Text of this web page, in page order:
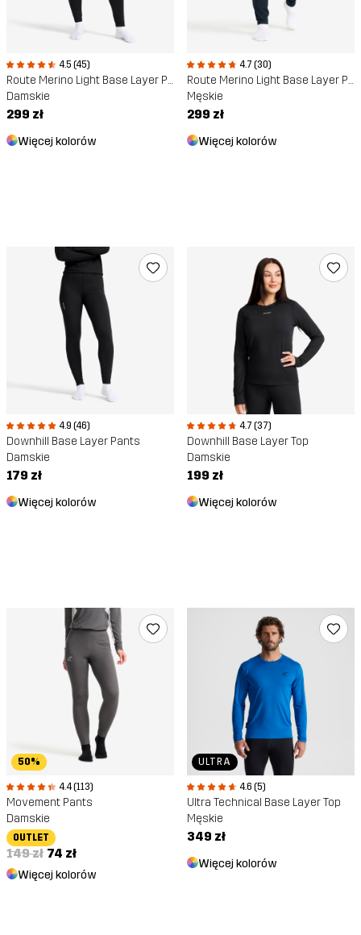
4.5 (45)
Route Merino Light Base Layer Pants
Damskie
299 zł
Więcej kolorów
4.7 (30)
Route Merino Light Base Layer Pants
Męskie
299 zł
Więcej kolorów
4.9 (46)
Downhill Base Layer Pants
Damskie
179 zł
Więcej kolorów
4.7 (37)
Downhill Base Layer Top
Damskie
199 zł
Więcej kolorów
50%
4.4 (113)
Movement Pants
Damskie
OUTLET
149 zł 74 zł
Więcej kolorów
ULTRA
4.6 (5)
Ultra Technical Base Layer Top
Męskie
349 zł
Więcej kolorów